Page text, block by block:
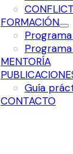
FORMACIÓN
MENTORÍA
Guía
CONTACTO